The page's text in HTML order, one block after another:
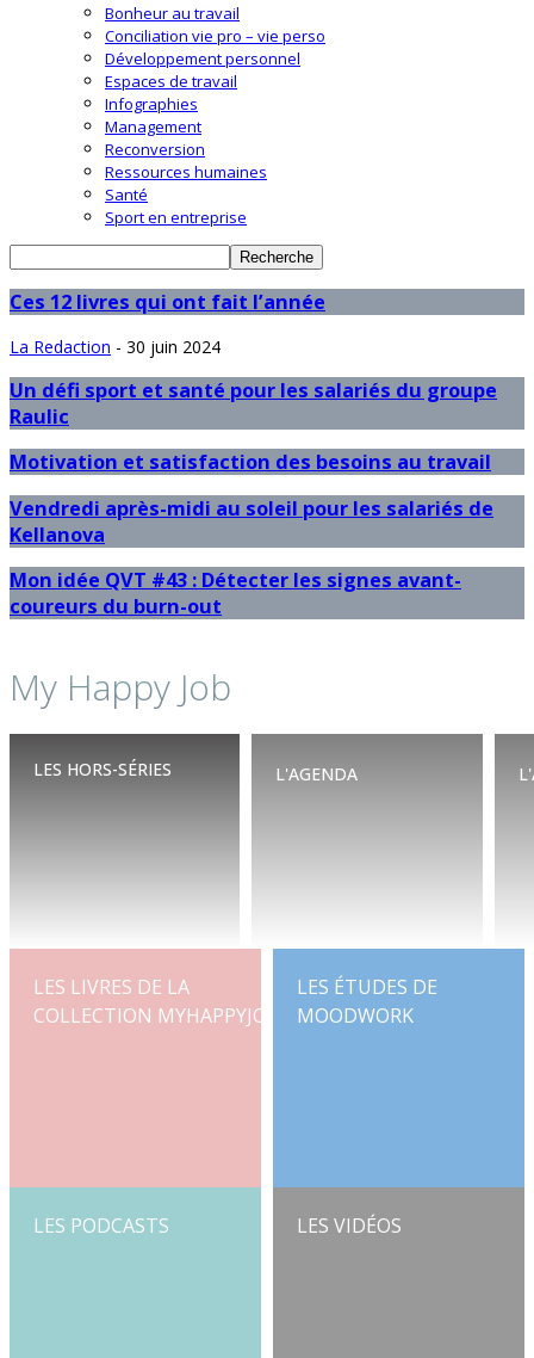
Bonheur au travail
Conciliation vie pro – vie perso
Développement personnel
Espaces de travail
Infographies
Management
Reconversion
Ressources humaines
Santé
Sport en entreprise
Ces 12 livres qui ont fait l’année
La Redaction - 30 juin 2024
Un défi sport et santé pour les salariés du groupe
Raulic
Motivation et satisfaction des besoins au travail
Vendredi après-midi au soleil pour les salariés de
Kellanova
Mon idée QVT #43 : Détecter les signes avant-
coureurs du burn-out
My Happy Job
LES HORS-SÉRIES
DÉCOUVRIR
L'AGENDA
CONSULTER
LES LIVRES DE LA
COLLECTION MYHAPPYJOB
LIRE
LES ÉTUDES DE
MOODWORK
LIRE
LES PODCASTS LES VIDÉOS